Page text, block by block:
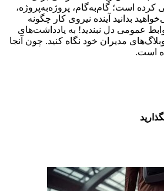
است؛ گام‌به‌گام، پروژه‌به‌پروژه،
بدانید آینده نیروی کار چگونه
عمومی دل نبندید! به یادداشت‌های
مدیران خود نگاه کنید. چون آنجا
است.